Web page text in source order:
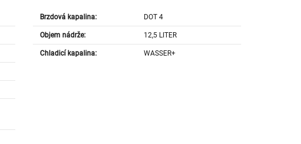
Brzdová kapalina: DOT 4
Objem nádrže: 12,5 LITER
Chladicí kapalina: WASSER+